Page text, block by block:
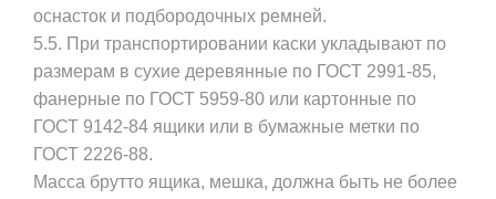
оснасток и подбородочных ремней.
5.5. При транспортировании каски укладывают по
размерам в сухие деревянные по ГОСТ 2991-85,
фанерные по ГОСТ 5959-80 или картонные по
ГОСТ 9142-84 ящики или в бумажные метки по
ГОСТ 2226-88.
Масса брутто ящика, мешка, должна быть не более